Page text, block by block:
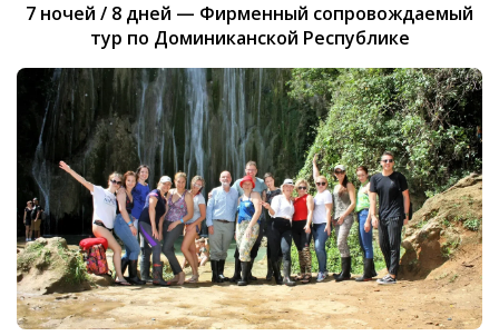
7 ночей / 8 дней — Фирменный сопровождаемый
тур по Доминиканской Республике